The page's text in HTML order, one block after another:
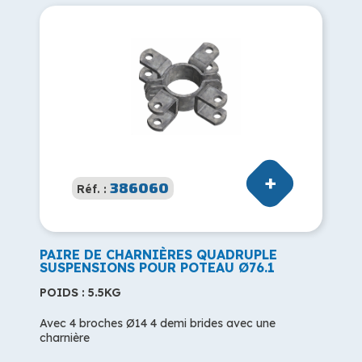
Réf. : 386060
PAIRE DE CHARNIÈRES QUADRUPLE
SUSPENSIONS POUR POTEAU Ø76.1
POIDS : 5.5KG
Avec 4 broches Ø14 4 demi brides avec une
charnière